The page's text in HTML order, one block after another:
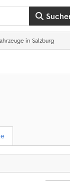
in Salzburg